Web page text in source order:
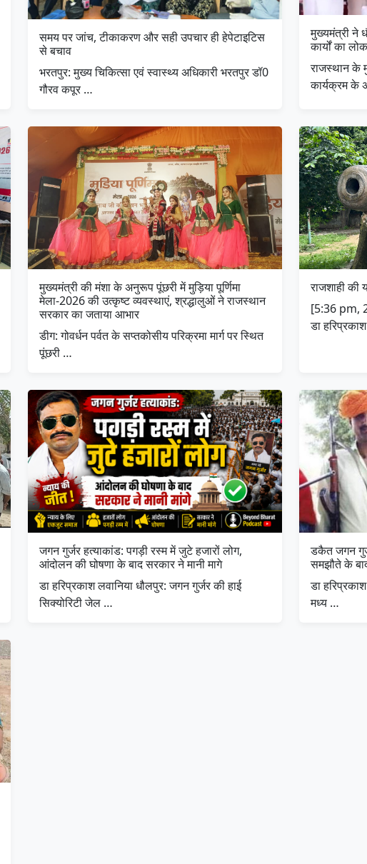
समय पर जांच, टीकाकरण और सही उपचार ही हेपेटाइटिस
से बचाव
भरतपुर: मुख्य चिकित्सा एवं स्वास्थ्य अधिकारी भरतपुर डॉ0
गौरव कपूर …
मुख्यमंत्री ने
कार्यों का
राजस्थान के
कार्यक्रम के
मुख्यमंत्री की मंशा के अनुरूप पूंछरी में मुड़िया पूर्णिमा
मेला-2026 की उत्कृष्ट व्यवस्थाएं, श्रद्धालुओं ने राजस्थान
सरकार का जताया आभार
डीग: गोवर्धन पर्वत के सप्तकोसीय परिक्रमा मार्ग पर स्थित
पूंछरी …
राजशाही की
[5:36 pm,
डा
जगन गुर्जर हत्याकांड: पगड़ी रस्म में जुटे हजारों लोग,
आंदोलन की घोषणा के बाद सरकार ने मानी मागे
डा हरिप्रकाश लवानिया धौलपुर: जगन गुर्जर की हाई
सिक्योरिटी जेल …
डकैत जगन
समझौते के
डा
मध्य …